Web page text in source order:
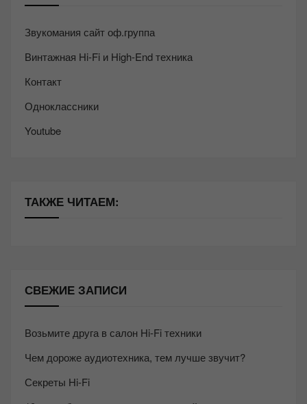
Звукомания сайт оф.группа
Винтажная Hi-Fi и High-End техника
Контакт
Одноклассники
Youtube
ТАКЖЕ ЧИТАЕМ:
СВЕЖИЕ ЗАПИСИ
Возьмите друга в салон Hi-Fi техники
Чем дороже аудиотехника, тем лучше звучит?
Секреты Hi-Fi